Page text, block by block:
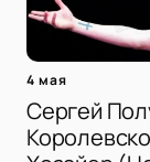
4 мая
Сергей